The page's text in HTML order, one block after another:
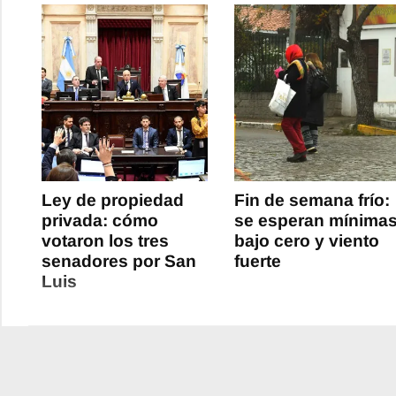
Ley de propiedad
privada: cómo
votaron los tres
senadores por San
Luis
Fin de semana frío:
se esperan
bajo cero y viento
fuerte